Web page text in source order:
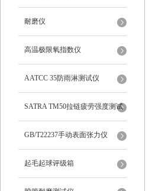
耐磨仪
高温极限氧指数仪
AATCC 35防雨淋测试仪
SATRA TM50拉链疲劳强度测试
仪
GB/T22237手动表面张力仪
起毛起球评级箱